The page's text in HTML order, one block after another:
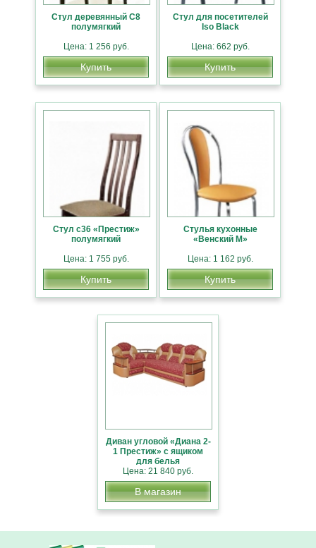
Стул деревянный С8
полумягкий
Цена: 1 256 руб.
Купить
Стул для посетителей
Iso Black
Цена: 662 руб.
Купить
Стул с36 «Престиж»
полумягкий
Цена: 1 755 руб.
Купить
Стулья кухонные
«Венский М»
Цена: 1 162 руб.
Купить
Диван угловой «Диана 2-
1 Престиж» с ящиком
для белья
Цена: 21 840 руб.
В магазин